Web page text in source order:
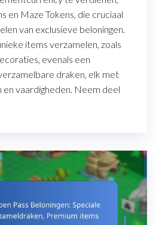
en Maze Tokens, die cruciaal
van exclusieve beloningen.
items verzamelen, zoals
evenals een
draken, elk met
en vaardigheden. Neem deel